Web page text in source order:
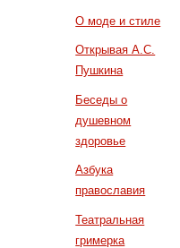
О моде и стиле
Открывая А.С.
Пушкина
Беседы о
душевном
здоровье
Азбука
православия
Театральная
гримерка